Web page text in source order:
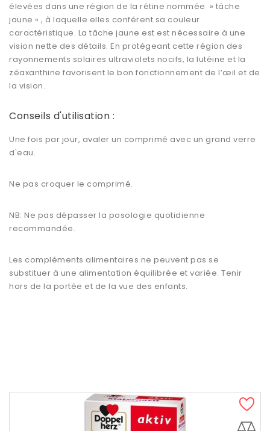
élevées dans une région de la rétine nommée » tâche
jaune « , à laquelle elles conférent sa couleur
caractéristique. La tâche jaune est est nécessaire à une
vision nette des détails. En protégeant cette région des
rayonnements solaires ultraviolets nocifs, la lutéine et la
zéaxanthine favorisent le bon fonctionnement de l’œil et de
la vision.
Conseils d'utilisation :
Une fois par jour, avaler un comprimé avec un grand verre
d'eau.
Ne pas croquer le comprimé.
NB: Ne pas dépasser la posologie quotidienne
recommandée.
Les compléments alimentaires ne peuvent pas se
substituer à une alimentation équilibrée et variée. Tenir
hors de la portée et de la vue des enfants.